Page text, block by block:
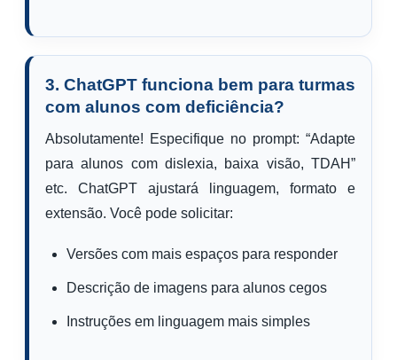
3. ChatGPT funciona bem para turmas
com alunos com deficiência?
Absolutamente! Especifique no prompt: “Adapte
para alunos com dislexia, baixa visão, TDAH”
etc. ChatGPT ajustará linguagem, formato e
extensão. Você pode solicitar:
Versões com mais espaços para responder
Descrição de imagens para alunos cegos
Instruções em linguagem mais simples